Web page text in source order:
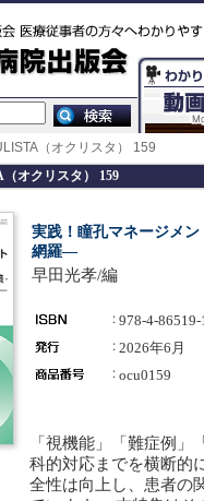
（オクリスタ） 159
オクリスタ） 159
実践！瞳孔マネージメ
網羅―
早田光孝/編
978-4-
2026年6月
ocu0159
「視機能」「難症例
科的対応までを横断的
全性は向上し、患者の